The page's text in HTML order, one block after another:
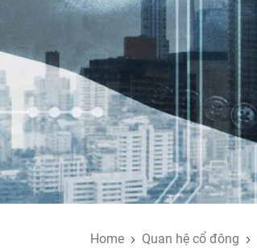
Home Quan hệ cổ đông